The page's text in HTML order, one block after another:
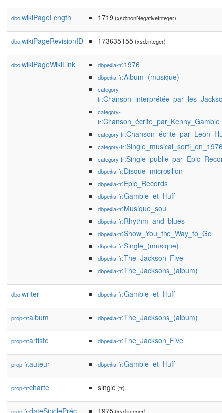
dbo:wikiPageLength 1719 (xsd:nonNegativeInteger)
dbo:wikiPageRevisionID 173635155(xsd:integer)
dbo:wikiPageWikiLink dbpedia-fr:1976
dbpedia-fr:Album_(musique)
category-
fr
category-
fr:Chanson_écrite_par_Kenny_Gamble
category-fr
category-fr:Single_musical_sorti_en_1976
category-fr
dbpedia-fr:Disque_microsillon
dbpedia-fr:Epic_Records
dbpedia-fr:Gamble_et_Huff
dbpedia-fr:Musique_soul
dbpedia-fr:Rhythm_and_blues
dbpedia-fr:Show_You_the_Way_to_Go
dbpedia-fr:Single_(musique)
dbpedia-fr:The_Jackson_Five
dbpedia-fr:The_Jacksons_(album)
dbo:writer dbpedia-fr:Gamble_et_Huff
prop-fr:album dbpedia-fr:The_Jacksons_(album)
prop-fr:artiste dbpedia-fr:The_Jackson_Five
prop-fr:auteur dbpedia-fr:Gamble_et_Huff
prop-fr:charte single(fr)
prop-fr:dateSinglePréc 1975(xsd:integer)